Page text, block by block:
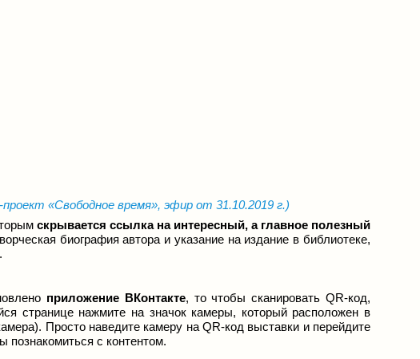
«Свободное время», эфир от 31.10.2019 г.)
скрывается ссылка на интересный, а главное полезный
биография автора и указание на издание в библиотеке,
приложение ВКонтакте, то чтобы сканировать QR-код,
странице нажмите на значок камеры, который расположен в
Просто наведите камеру на QR-код выставки и перейдите
познакомиться с контентом.